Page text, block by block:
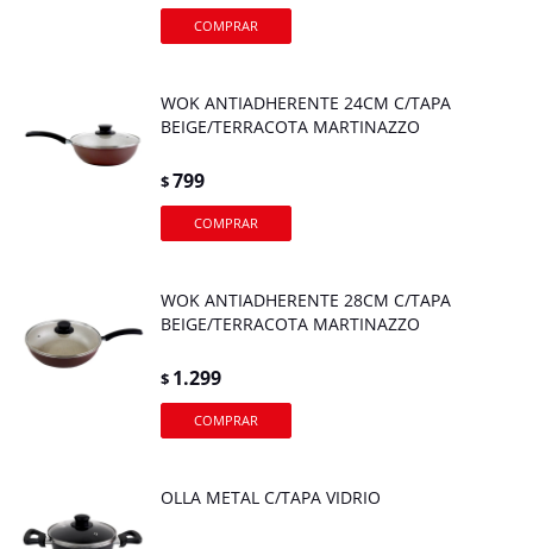
WOK ANTIADHERENTE 24CM C/TAPA
BEIGE/TERRACOTA MARTINAZZO
$799
WOK ANTIADHERENTE 28CM C/TAPA
BEIGE/TERRACOTA MARTINAZZO
$ 1.299
OLLA METAL C/TAPA VIDRIO